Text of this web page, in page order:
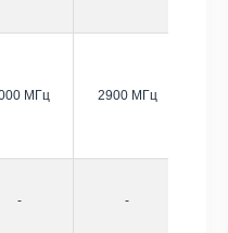
МГц 2900 МГц
- -